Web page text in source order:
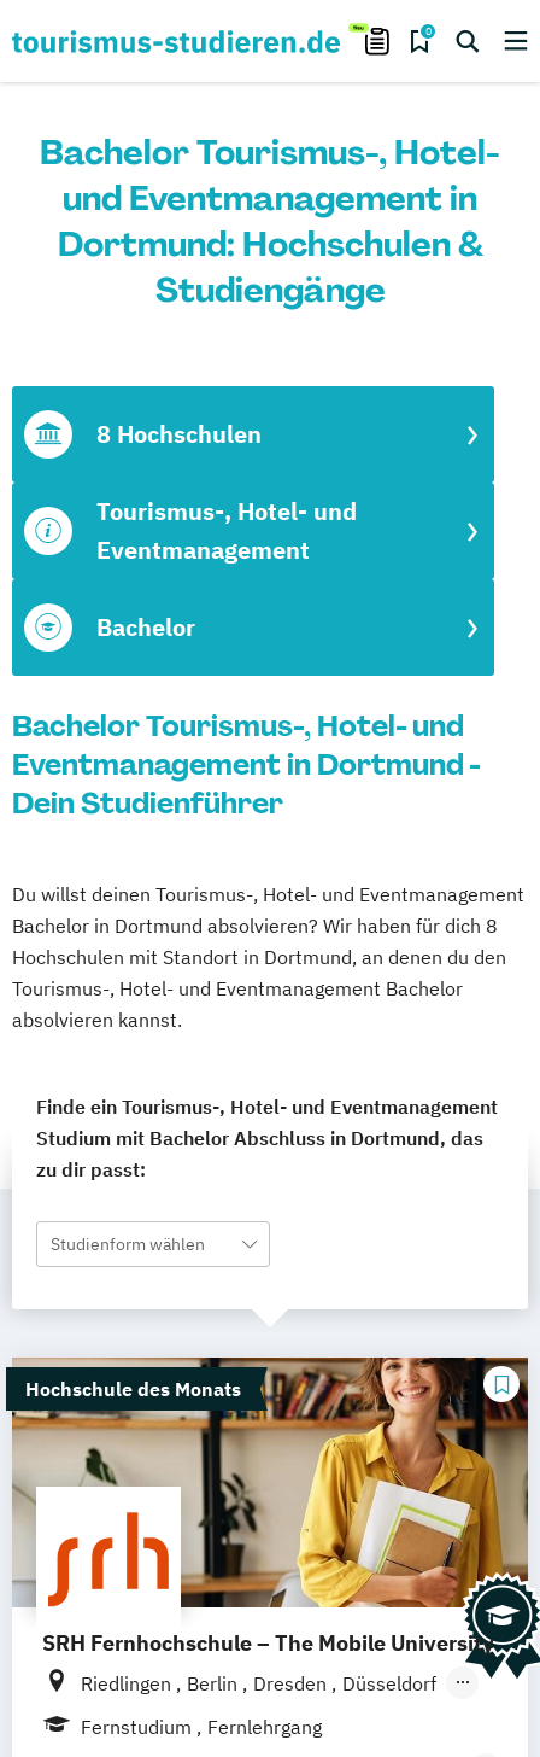
0
Bachelor Tourismus-, Hotel-
und Eventmanagement in
Dortmund: Hochschulen &
Studiengänge
Bachelor
Tourismus-, Hotel- und
Eventmanagement
8 Hochschulen
Bachelor Tourismus-, Hotel- und
Eventmanagement in Dortmund -
Dein Studienführer
Du willst deinen Tourismus-, Hotel- und Eventmanagement
Bachelor in Dortmund absolvieren? Wir haben für dich 8
Hochschulen mit Standort in Dortmund, an denen du den
Tourismus-, Hotel- und Eventmanagement Bachelor
absolvieren kannst.
Finde ein Tourismus-, Hotel- und Eventmanagement
Studium mit Bachelor Abschluss in Dortmund, das
zu dir passt:
Studienform wählen
Hochschule des Monats
SRH Fernhochschule – The Mobile University
Riedlingen Berlin Dresden
Düsseldorf
Hamburg
Hannover Köln
Fernstudium
Fernlehrgang